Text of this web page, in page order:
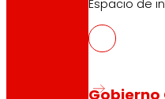
Espacio de